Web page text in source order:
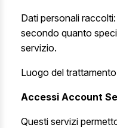
Dati personali
secondo quanto
servizio.
Luogo del
Accessi Account
Questi servizi